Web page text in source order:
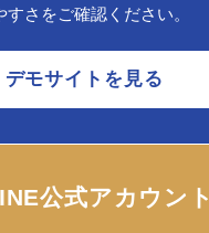
さをご確認ください。
デモサイトを見る
公式アカウント